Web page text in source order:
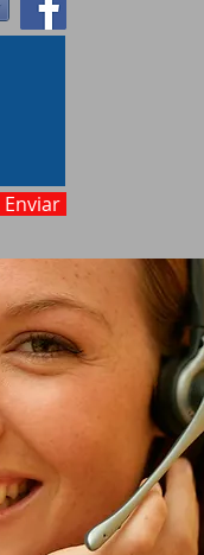
Enviar